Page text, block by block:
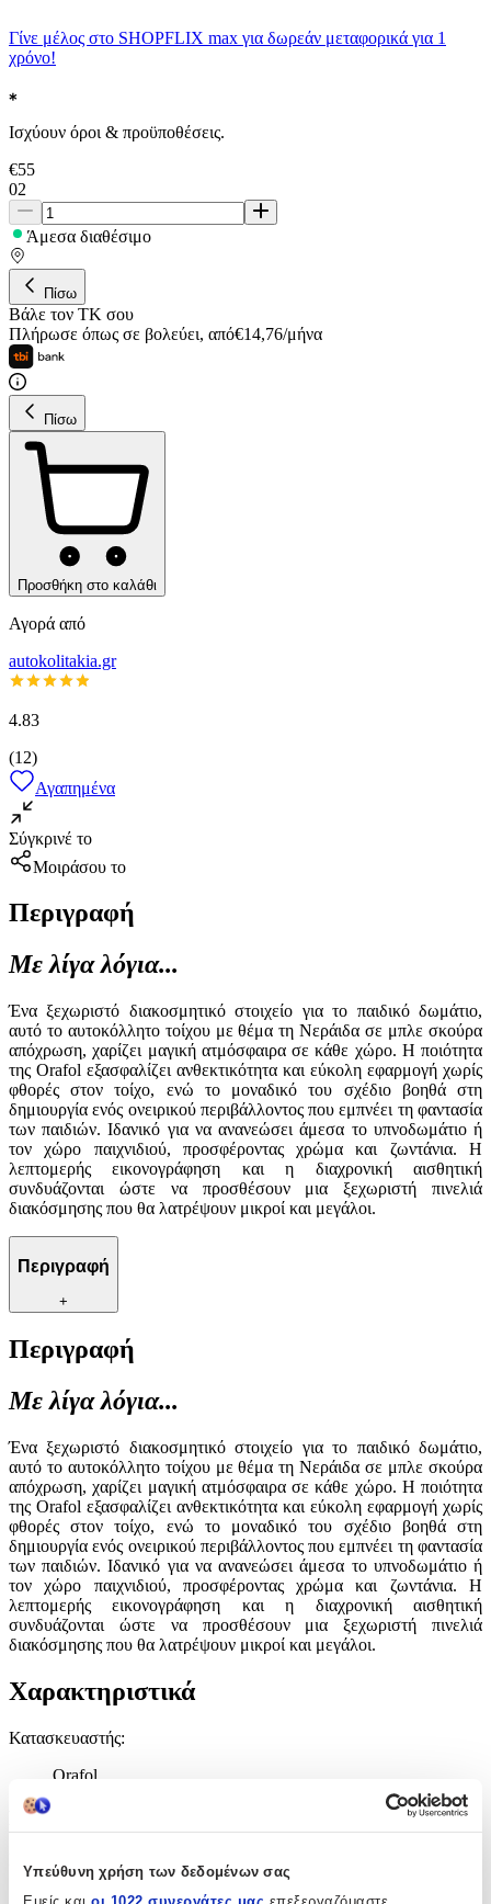
Υπεύθυνη χρήση των δεδομένων σας
Γίνε μέλος στο SHOPFLIX max για δωρεάν μεταφορικά για 1
χρόνο!
Ισχύουν όροι & προϋποθέσεις.
€55
02
Άμεσα διαθέσιμο
Πίσω
Βάλε τον ΤΚ σου
Πλήρωσε όπως σε βολεύει, από€14,76/μήνα
Πίσω
Προσθήκη στο καλάθι
Αγορά από
autokolitakia.gr
4.83
(12)
Αγαπημένα
Σύγκρινέ το
Μοιράσου το
Περιγραφή
Με λίγα λόγια...
Ένα ξεχωριστό διακοσμητικό στοιχείο για το παιδικό δωμάτιο,
αυτό το αυτοκόλλητο τοίχου με θέμα τη Νεράιδα σε μπλε σκούρα
απόχρωση, χαρίζει μαγική ατμόσφαιρα σε κάθε χώρο. Η ποιότητα
της Orafol εξασφαλίζει ανθεκτικότητα και εύκολη εφαρμογή χωρίς
φθορές στον τοίχο, ενώ το μοναδικό του σχέδιο βοηθά στη
δημιουργία ενός ονειρικού περιβάλλοντος που εμπνέει τη φαντασία
των παιδιών. Ιδανικό για να ανανεώσει άμεσα το υπνοδωμάτιο ή
τον χώρο παιχνιδιού, προσφέροντας χρώμα και ζωντάνια. Η
λεπτομερής εικονογράφηση και η διαχρονική αισθητική
συνδυάζονται ώστε να προσθέσουν μια ξεχωριστή πινελιά
διακόσμησης που θα λατρέψουν μικροί και μεγάλοι.
Περιγραφή
+
Περιγραφή
Με λίγα λόγια...
Ένα ξεχωριστό διακοσμητικό στοιχείο για το παιδικό δωμάτιο,
αυτό το αυτοκόλλητο τοίχου με θέμα τη Νεράιδα σε μπλε σκούρα
απόχρωση, χαρίζει μαγική ατμόσφαιρα σε κάθε χώρο. Η ποιότητα
της Orafol εξασφαλίζει ανθεκτικότητα και εύκολη εφαρμογή χωρίς
φθορές στον τοίχο, ενώ το μοναδικό του σχέδιο βοηθά στη
δημιουργία ενός ονειρικού περιβάλλοντος που εμπνέει τη φαντασία
των παιδιών. Ιδανικό για να ανανεώσει άμεσα το υπνοδωμάτιο ή
τον χώρο παιχνιδιού, προσφέροντας χρώμα και ζωντάνια. Η
λεπτομερής εικονογράφηση και η διαχρονική αισθητική
συνδυάζονται ώστε να προσθέσουν μια ξεχωριστή πινελιά
διακόσμησης που θα λατρέψουν μικροί και μεγάλοι.
Χαρακτηριστικά
Κατασκευαστής:
Orafol
Βασικά Χαρακτηριστικά
Τοίχου